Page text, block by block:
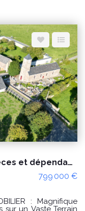
avec une pièce à
et une ancienne
PRIX : 300
:
: entre 3230€
prix de l'énergie
01/2021 "Les
ce bien est exposé
Géorisques :
au 06.29.76.85.09
Propriété manoir Cerences 7 pièces et dépendances, négociable !
799 000 €
un Vaste Terrain